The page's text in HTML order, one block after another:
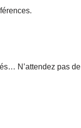
N’attendez pas de